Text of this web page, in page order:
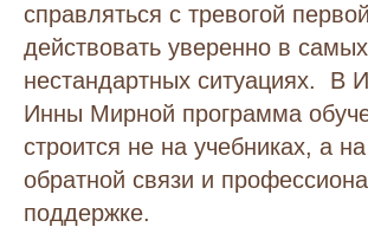
справляться с тревогой
действовать уверенно в самых
нестандартных ситуациях. В
Инны Мирной программа
строится не на учебниках, а
обратной связи и
поддержке.